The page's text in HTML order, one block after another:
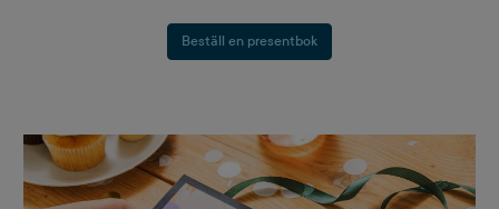
Beställ en presentbok